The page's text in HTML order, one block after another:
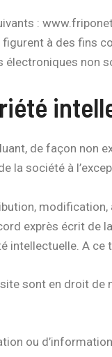
:
à des fins
électroniques non
de façon non
la société à
exprès écrit de
intellectuelle. A
sont en droit de
ou